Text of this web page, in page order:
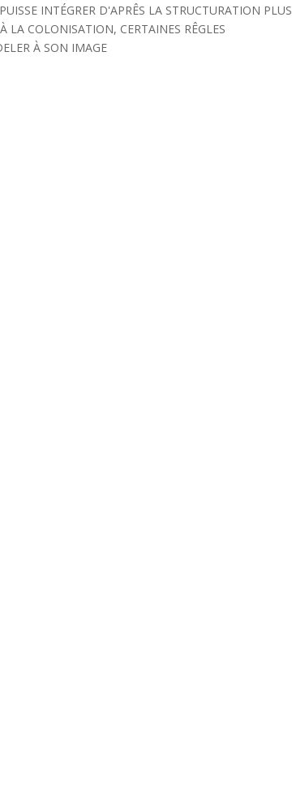
INTÉGRER D'APRÊS LA STRUCTURATION PLUS
LA COLONISATION, CERTAINES RÊGLES
À SON IMAGE